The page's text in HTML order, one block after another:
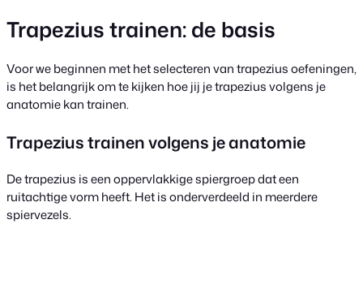
Trapezius trainen: de basis
Voor we beginnen met het selecteren van trapezius oefeningen,
is het belangrijk om te kijken hoe jij je trapezius volgens je
anatomie kan trainen.
Trapezius trainen volgens je anatomie
De trapezius is een oppervlakkige spiergroep dat een
ruitachtige vorm heeft. Het is onderverdeeld in meerdere
spiervezels.